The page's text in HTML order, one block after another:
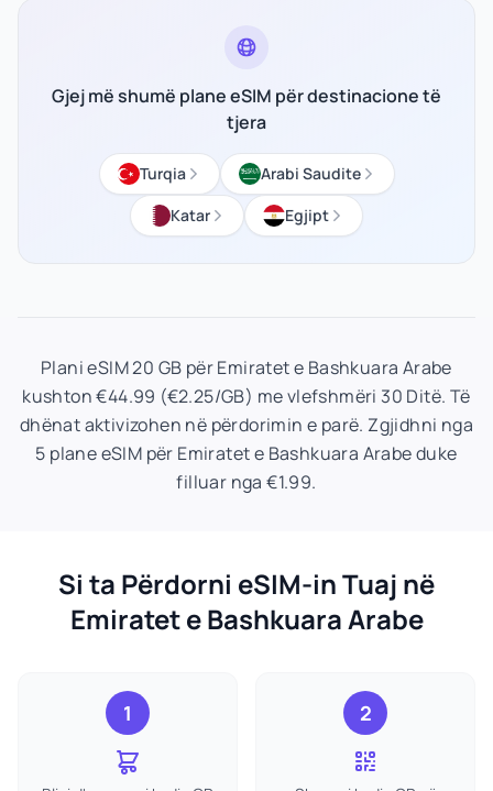
Gjej më shumë plane eSIM për destinacione të
tjera
Turqia
Arabi Saudite
Katar
Egjipt
Plani eSIM 20 GB për Emiratet e Bashkuara Arabe
kushton €44.99 (€2.25/GB) me vlefshmëri 30 Ditë. Të
dhënat aktivizohen në përdorimin e parë. Zgjidhni nga
5 plane eSIM për Emiratet e Bashkuara Arabe duke
filluar nga €1.99.
Si ta Përdorni eSIM-in Tuaj në
Emiratet e Bashkuara Arabe
1 2